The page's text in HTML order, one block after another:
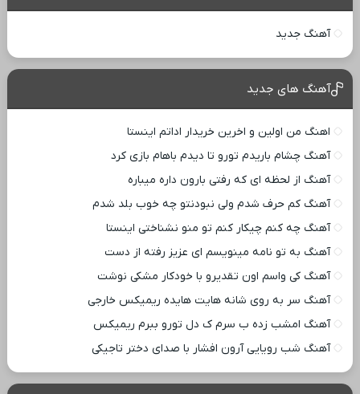
آهنگ جدید
آهنگ های جدید
اهنگ من اولین و اخرین خریدار اداتم اینستا
آهنگ چشام باریدم تورو تا دیدم باهام بازی کرد
آهنگ از لحظه ای که رفتی بارون داره میباره
آهنگ کم حرف شدم ولی نبودنتو چه خوب بلد شدم
آهنگ چه کنم چیکار کنم تو منو نشناختی اینستا
آهنگ به تو نامه مینویسم ای عزیز رفته از دست
آهنگ کی واسم اون تقدیرو با خودکار مشکی نوشت
آهنگ سر به روی شانه هایت هایده ریمیکس خارجی
آهنگ امشب زده ب سرم ک دل تورو ببرم ریمیکس
آهنگ شب رویایی آرون افشار با صدای دختر تاجیکی